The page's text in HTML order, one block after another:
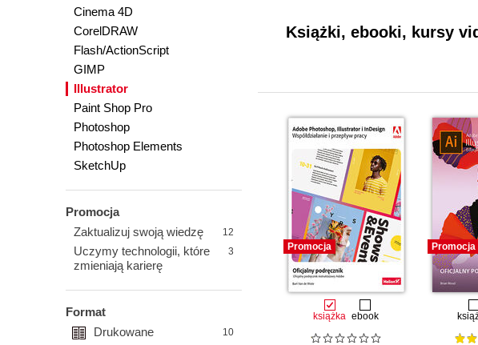
Cinema 4D
CorelDRAW
Flash/ActionScript
GIMP
Illustrator
Paint Shop Pro
Photoshop
Photoshop Elements
SketchUp
Promocja
Zaktualizuj swoją wiedzę
12
Uczymy technologii, które
zmieniają karierę
3
Format
Drukowane
10
Książki, ebooki, kursy
Promocja
książka ebook
Promocja